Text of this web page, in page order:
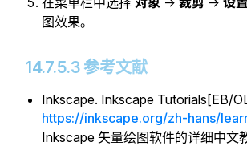
图效果。
14.7.5.3 参考文献
Inkscape. Inkscape Tutorials[EB/
https://inkscape.org/zh-hans/
Inkscape 矢量绘图软件的详细中文